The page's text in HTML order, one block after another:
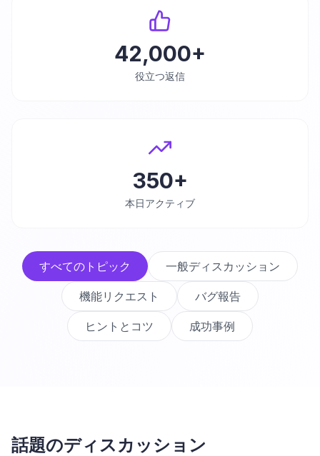
42,000+
役立つ返信
350+
本日アクティブ
すべてのトピック 一般ディスカッション
機能リクエスト バグ報告
ヒントとコツ 成功事例
話題のディスカッション